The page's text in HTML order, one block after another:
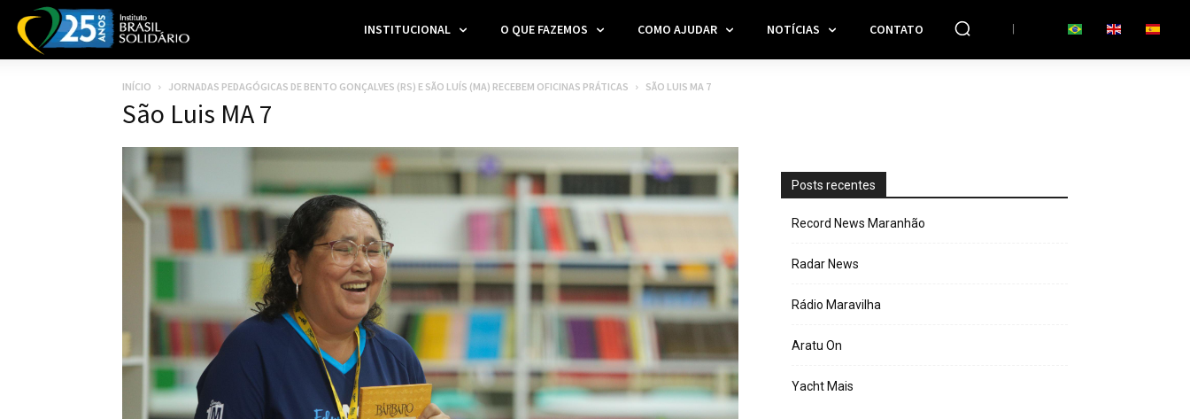
INSTITUCIONAL O QUE FAZEMOS COMO AJUDAR NOTÍCIAS CONTATO
INÍCIO JORNADAS PEDAGÓGICAS DE BENTO GONÇALVES (RS) E SÃO LUÍS (MA) RECEBEM OFICINAS PRÁTICAS SÃO LUIS MA 7
São Luis MA 7
Posts recentes
Record News Maranhão
Radar News
Rádio Maravilha
Aratu On
Yacht Mais